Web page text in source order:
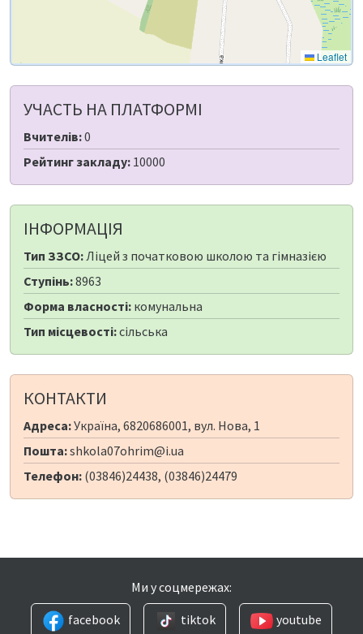
Leaflet
УЧАСТЬ НА ПЛАТФОРМІ
Вчителів:0
Рейтинг закладу: 10000
ІНФОРМАЦІЯ
Тип ЗЗСО:Ліцей з початковою школою та гімназією
Ступінь:8963
Форма власності: комунальна
Тип місцевості:сільська
КОНТАКТИ
Адреса:Україна, 6820686001, вул. Нова, 1
Пошта:shkola07ohrim@i.ua
Телефон: (03846)24438, (03846)24479
Ми у соцмережах:
facebook
tiktok youtube